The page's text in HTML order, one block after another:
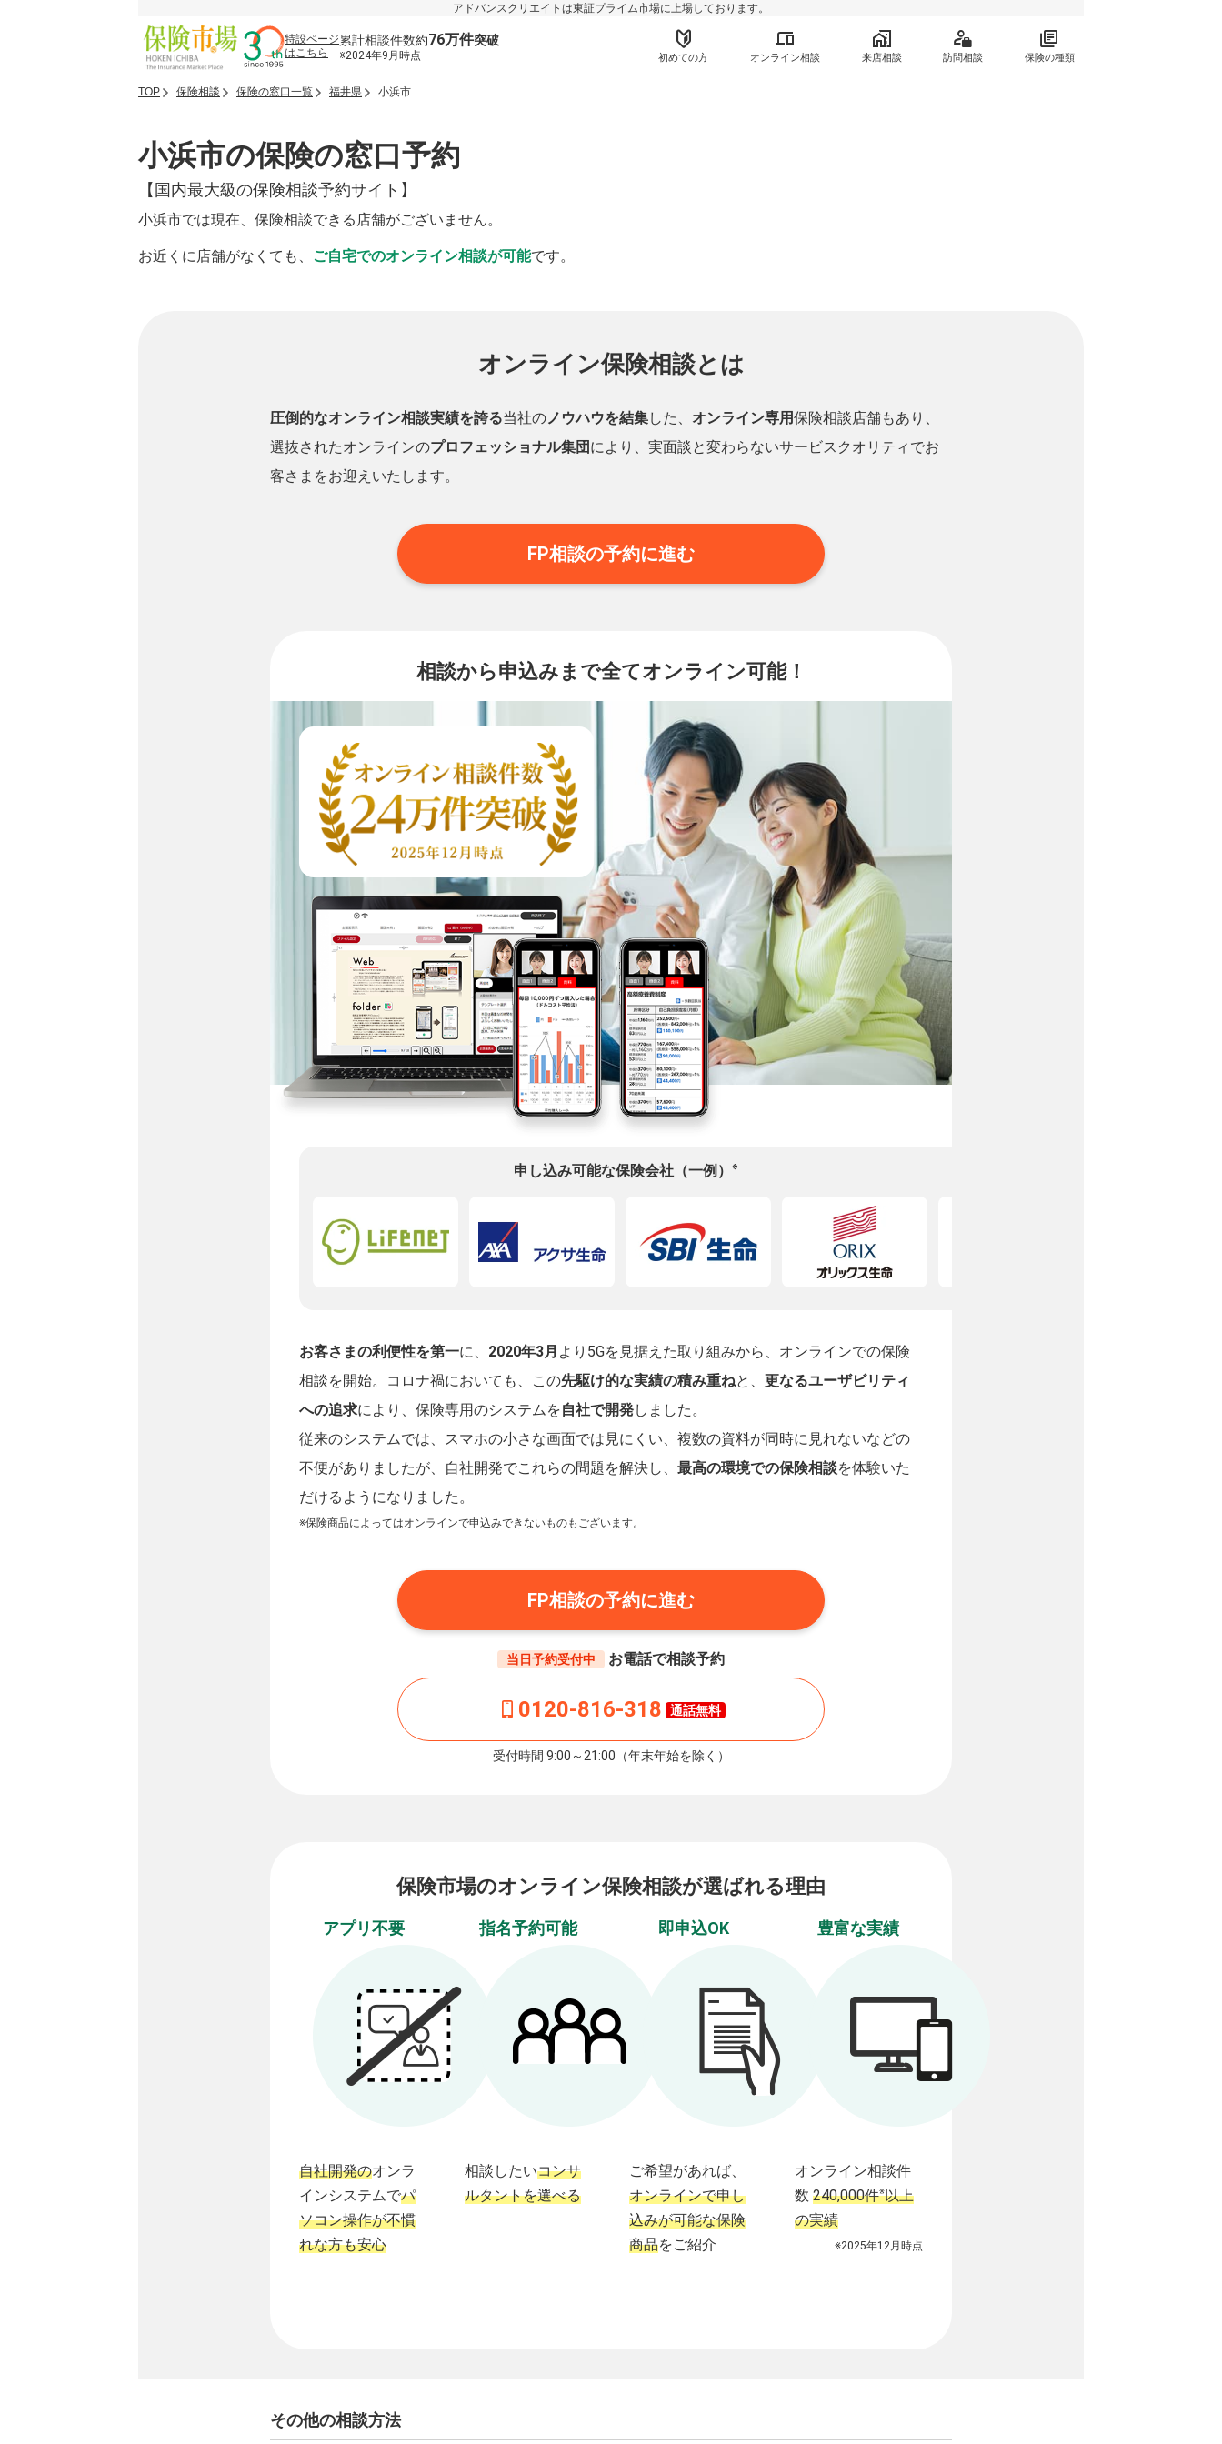
アドバンスクリエイトは東証プライム市場に上場しております。
特設ページ
はこちら
累計相談件数約76万件突破
※2024年9月時点 初めての方 オンライン相談 来店相談 訪問相談 保険の種類
TOP 保険相談 保険の窓口一覧 福井県 小浜市
小浜市の保険の窓口予約
【国内最大級の保険相談予約サイト】
小浜市では現在、保険相談できる店舗がございません。
お近くに店舗がなくても、 ご自宅でのオンライン相談が可能です。
オンライン保険相談とは
圧倒的なオンライン相談実績を誇る当社のノウハウを結集した、 オンライン専用保険相談店舗もあり、
選抜されたオンラインのプロフェッショナル集団 により、実面談と変わらないサービスクオリティでお
客さまをお迎えいたします。
FP相談の予約に進む
相談から申込みまで全てオンライン可能！
申し込み可能な保険会社（一例） ※
お客さまの利便性を第一に、 2020年3月 より5Gを見据えた取り組みから、オンラインでの保険
相談を開始。コロナ禍においても、この先駆け的な実績の積み重ねと、 更なるユーザビリティ
への追求により、保険専用のシステムを自社で開発しました。
従来のシステムでは、スマホの小さな画面では見にくい、複数の資料が同時に見れないなどの
不便がありましたが、自社開発でこれらの問題を解決し、 最高の環境での保険相談を体験いた
だけるようになりました。
※保険商品によってはオンラインで申込みできないものもございます。
FP相談の予約に進む
当日予約受付中 お電話で相談予約
0120-816-318 通話無料
受付時間 9:00～21:00（年末年始を除く）
保険市場のオンライン保険相談が選ばれる理由
アプリ不要
自社開発のオンラ
インシステムでパ
ソコン操作が不慣
れな方も安心
指名予約可能
相談したいコンサ
ルタントを選べる
即申込OK
ご希望があれば、
オンラインで申し
込みが可能な保険
商品をご紹介
豊富な実績
オンライン相談件
数 240,000件※以上
の実績
※2025年12月時点
その他の相談方法